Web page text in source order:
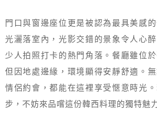
門口與窗邊座位更是被認為最具美感
光灑落室內，光影交錯的景象令人心
少人拍照打卡的熱門角落。餐廳雖位
但因地處邊緣，環境顯得安靜舒適。
情侶約會，都能在這裡享受愜意時光
步，不妨來品嚐這份韓西料理的獨特魅